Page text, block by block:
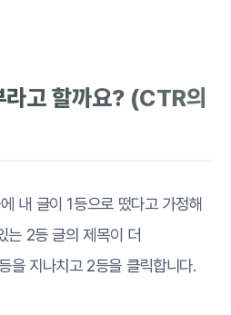
라고 할까요? (CTR의
내 글이 1등으로 떴다고 가정해
는 2등 글의 제목이 더
을 지나치고 2등을 클릭합니다.